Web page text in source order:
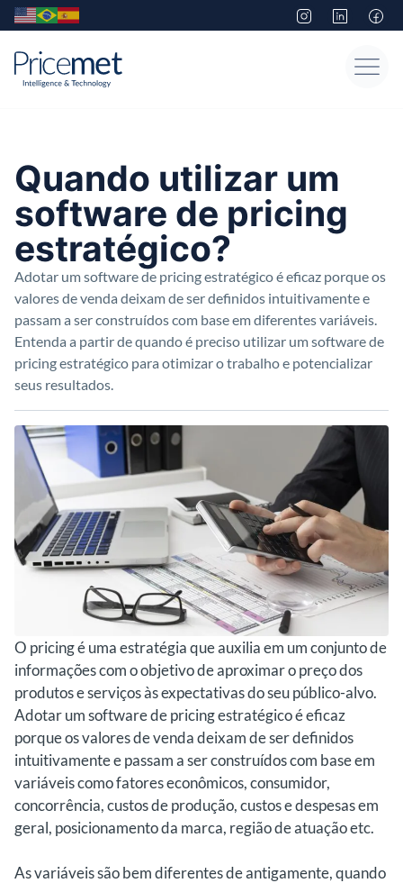
Quando utilizar um
software de pricing
estratégico?
Adotar um software de pricing estratégico é eficaz porque os
valores de venda deixam de ser definidos intuitivamente e
passam a ser construídos com base em diferentes variáveis.
Entenda a partir de quando é preciso utilizar um software de
pricing estratégico para otimizar o trabalho e potencializar
seus resultados.
O pricing é uma estratégia que auxilia em um conjunto de
informações com o objetivo de aproximar o preço dos
produtos e serviços às expectativas do seu público-alvo.
Adotar um software de pricing estratégico é eficaz
porque os valores de venda deixam de ser definidos
intuitivamente e passam a ser construídos com base em
variáveis como fatores econômicos, consumidor,
concorrência, custos de produção, custos e despesas em
geral, posicionamento da marca, região de atuação etc.
As variáveis são bem diferentes de antigamente, quando